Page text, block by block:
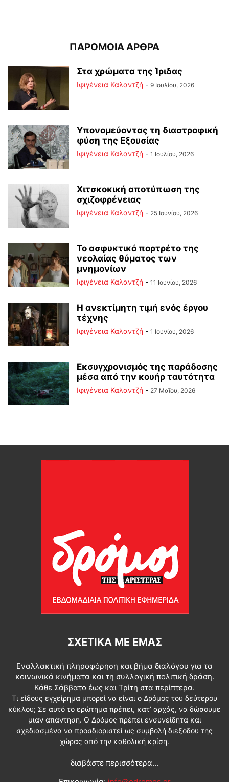
ΠΑΡΟΜΟΙΑ ΑΡΘΡΑ
Στα χρώματα της Ίριδας
Ιφιγένεια Καλαντζή - 9 Ιουλίου, 2026
Υπονομεύοντας τη διαστροφική
φύση της Εξουσίας
Ιφιγένεια Καλαντζή - 1 Ιουλίου, 2026
Χιτσκοκική αποτύπωση της
σχιζοφρένειας
Ιφιγένεια Καλαντζή - 25 Ιουνίου, 2026
Το ασφυκτικό πορτρέτο της
νεολαίας θύματος των
μνημονίων
Ιφιγένεια Καλαντζή - 11 Ιουνίου, 2026
Η ανεκτίμητη τιμή ενός έργου
τέχνης
Ιφιγένεια Καλαντζή - 1 Ιουνίου, 2026
Εκσυγχρονισμός της παράδοσης
μέσα από την κουήρ ταυτότητα
Ιφιγένεια Καλαντζή - 27 Μαΐου, 2026
ΣΧΕΤΙΚΆ ΜΕ ΕΜΆΣ
Εναλλακτική πληροφόρηση και βήμα διαλόγου για τα
κοινωνικά κινήματα και τη συλλογική πολιτική δράση.
Κάθε Σάββατο έως και Τρίτη στα περίπτερα.
Τι είδους εγχείρημα μπορεί να είναι ο Δρόμος του δεύτερου
κύκλου; Σε αυτό το ερώτημα πρέπει, κατ’ αρχάς, να δώσουμε
μιαν απάντηση. Ο Δρόμος πρέπει ενσυνείδητα και
σχεδιασμένα να προσδιοριστεί ως συμβολή διεξόδου της
χώρας από την καθολική κρίση.
διαβάστε περισσότερα...